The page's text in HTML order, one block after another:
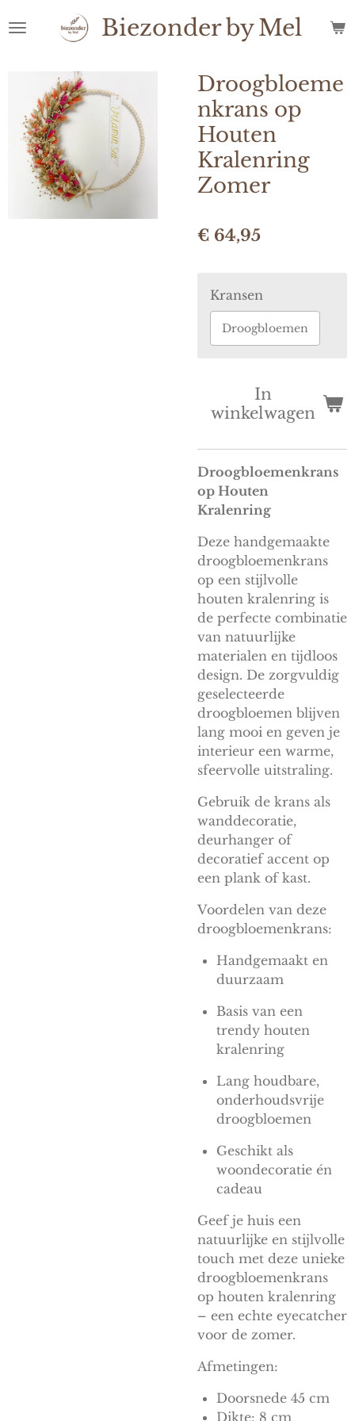
direct
hoofdinhoud
BiezonderbyMel
Droogbloeme
nkrans op
Houten
Kralenring
Zomer
€ 64,95
Kransen
Droogbloemen
In
winkelwagen
Droogbloemenkrans
op Houten
Kralenring
Deze handgemaakte
droogbloemenkrans
op een stijlvolle
houten kralenring is
de perfecte combinatie
van natuurlijke
materialen en tijdloos
design. De zorgvuldig
geselecteerde
droogbloemen blijven
lang mooi en geven je
interieur een warme,
sfeervolle uitstraling.
Gebruik de krans als
wanddecoratie,
deurhanger of
decoratief accent op
een plank of kast.
Voordelen van deze
droogbloemenkrans:
Handgemaakt en
duurzaam
Basis van een
trendy houten
kralenring
Lang houdbare,
onderhoudsvrije
droogbloemen
Geschikt als
woondecoratie én
cadeau
Geef je huis een
natuurlijke en stijlvolle
touch met deze unieke
droogbloemenkrans
op houten kralenring
– een echte eyecatcher
voor de zomer.
Afmetingen:
Doorsnede 45 cm
Dikte: 8 cm